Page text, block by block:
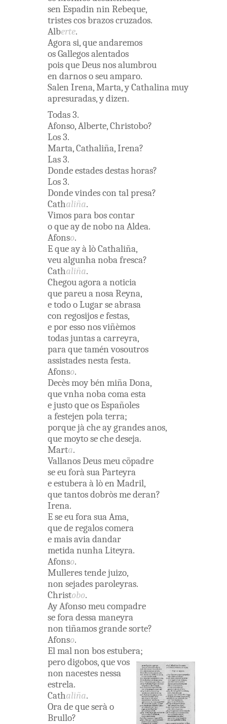
sen Espadin nin Rebeque,
tristescosbrazoscruzados.
Alberte.
Agorasi,queandaremos
osGallegosalentados
poisqueDeusnosalumbrou
en darnososeuamparo.
Salen Irena,Marta,yCathalinamuy
apresuradas,ydizen.
Todas3.
Afonso,Alberte,Christobo?
Los3.
Marta,Cathaliña,Irena?
Las3.
Dondeestadesdestashoras?
Los3.
Dondevindescon talpresa?
Cathaliña.
Vimosparaboscontar
oqueaydenobonaAldea.
Afonso.
Equeayà lòCathaliña,
veualgunhanobafresca?
Cathaliña.
Chegouagoraanoticia
quepareuanosaReyna,
etodooLugarseabrasa
con regosijosefestas,
eporessonosviñèmos
todasjuntasacarreyra,
paraquetamén vosoutros
assistadesnestafesta.
Afonso.
Decèsmoybén miñaDona,
quevnhanobacomaesta
ejustoqueosEspañoles
afestejen polaterra;
porquejàcheaygrandesanos,
quemoytosechedeseja.
Marta.
VallanosDeusmeucõpadre
seeuforàsuaParteyra
eestuberaà lòen Madril,
quetantosdobròsmederan?
Irena.
EseeuforasuaAma,
quederegaloscomera
emaisaviadandar
metidanunhaLiteyra.
Afonso.
Mullerestendejuizo,
non sejadesparoleyras.
Christobo.
AyAfonsomeucompadre
seforadessamaneyra
non tiñamosgrandesorte?
Afonso.
Elmalnon bosestubera;
perodigobos,quevos
non nacestesnessa
estrela.
Cathaliña.
Oradequeserào
Brullo?